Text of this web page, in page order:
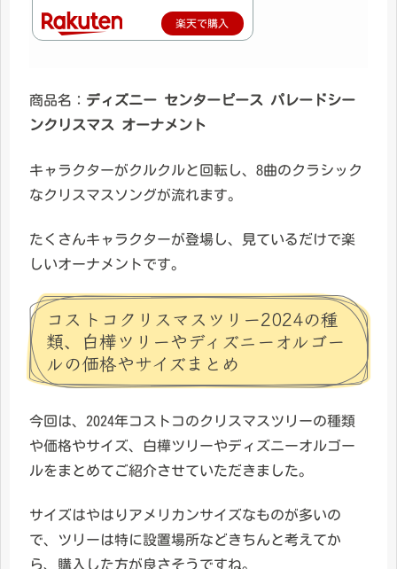
楽天で購入
商品名： ディズニー センターピース パレードシー
ンクリスマス オーナメント
キャラクターがクルクルと回転し、8曲のクラシック
なクリスマスソングが流れます。
たくさんキャラクターが登場し、見ているだけで楽
しいオーナメントです。
コストコクリスマスツリー2024の種
類、白樺ツリーやディズニーオルゴー
ルの価格やサイズまとめ
今回は、2024年コストコのクリスマスツリーの種類
や価格やサイズ、白樺ツリーやディズニーオルゴー
ルをまとめてご紹介させていただきました。
サイズはやはりアメリカンサイズなものが多いの
で、ツリーは特に設置場所などきちんと考えてか
ら、購入した方が良さそうですね。